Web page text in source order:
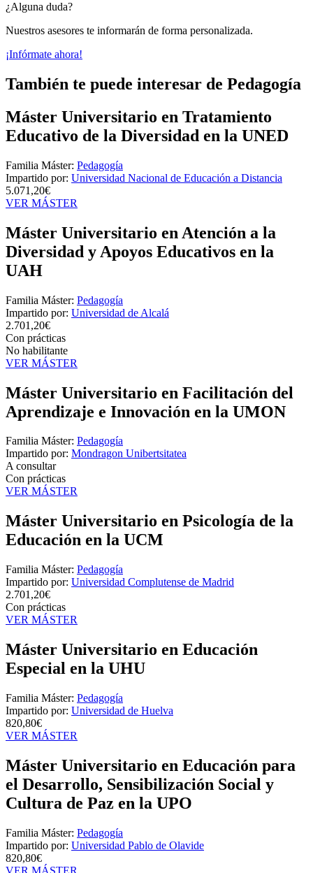
¿Alguna duda?
Nuestros asesores te informarán de forma personalizada.
¡Infórmate ahora!
También te puede interesar de Pedagogía
Máster Universitario en Tratamiento
Educativo de la Diversidad en la UNED
Familia Máster: Pedagogía
Impartido por: Universidad Nacional de Educación a Distancia
5.071,20€
VER MÁSTER
Máster Universitario en Atención a la
Diversidad y Apoyos Educativos en la
UAH
Familia Máster: Pedagogía
Impartido por: Universidad de Alcalá
2.701,20€
Con prácticas
No habilitante
VER MÁSTER
Máster Universitario en Facilitación del
Aprendizaje e Innovación en la UMON
Familia Máster: Pedagogía
Impartido por: Mondragon Unibertsitatea
A consultar
Con prácticas
VER MÁSTER
Máster Universitario en Psicología de la
Educación en la UCM
Familia Máster: Pedagogía
Impartido por: Universidad Complutense de Madrid
2.701,20€
Con prácticas
VER MÁSTER
Máster Universitario en Educación
Especial en la UHU
Familia Máster: Pedagogía
Impartido por: Universidad de Huelva
820,80€
VER MÁSTER
Máster Universitario en Educación para
el Desarrollo, Sensibilización Social y
Cultura de Paz en la UPO
Familia Máster: Pedagogía
Impartido por: Universidad Pablo de Olavide
820,80€
VER MÁSTER